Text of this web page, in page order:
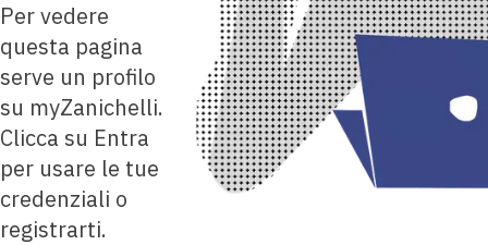
Per vedere
questa pagina
serve un profilo
su myZanichelli.
Clicca su Entra
per usare le tue
credenziali o
registrarti.